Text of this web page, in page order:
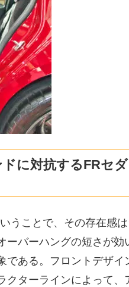
に対抗するFRセダ
うことで、その存在感は
ーバーハングの短さが効
である。フロントデザイ
クターラインによって、